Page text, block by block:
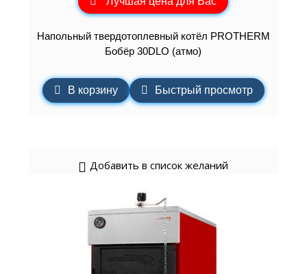
Напольный твердотоплевный котёл PROTHERM
Бобёр 30DLO (атмо)
В корзину Быстрый просмотр
Добавить в список желаний